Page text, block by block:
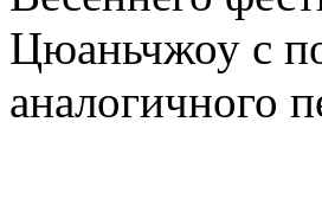
Цюаньчжоу с
аналогичного